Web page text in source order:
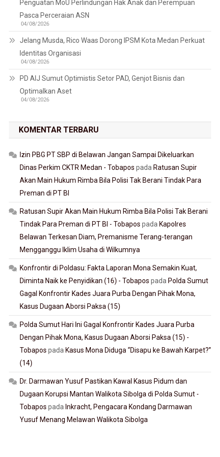
Penguatan MoU Perlindungan Hak Anak dan Perempuan
Pasca Perceraian ASN
04/08/2026
Jelang Musda, Rico Waas Dorong IPSM Kota Medan Perkuat
Identitas Organisasi
04/08/2026
PD AIJ Sumut Optimistis Setor PAD, Genjot Bisnis dan
Optimalkan Aset
04/08/2026
KOMENTAR TERBARU
Izin PBG PT SBP di Belawan Jangan Sampai Dikeluarkan
Dinas Perkim CKTR Medan - Tobapos pada Ratusan Supir
Akan Main Hukum Rimba Bila Polisi Tak Berani Tindak Para
Preman di PT BI
Ratusan Supir Akan Main Hukum Rimba Bila Polisi Tak Berani
Tindak Para Preman di PT BI - Tobapos pada Kapolres
Belawan Terkesan Diam, Premanisme Terang-terangan
Mengganggu Iklim Usaha di Wilkumnya
Konfrontir di Poldasu: Fakta Laporan Mona Semakin Kuat,
Diminta Naik ke Penyidikan (16) - Tobapos pada Polda Sumut
Gagal Konfrontir Kades Juara Purba Dengan Pihak Mona,
Kasus Dugaan Aborsi Paksa (15)
Polda Sumut Hari Ini Gagal Konfrontir Kades Juara Purba
Dengan Pihak Mona, Kasus Dugaan Aborsi Paksa (15) -
Tobapos pada Kasus Mona Diduga “Disapu ke Bawah Karpet?”
(14)
Dr. Darmawan Yusuf Pastikan Kawal Kasus Pidum dan
Dugaan Korupsi Mantan Walikota Sibolga di Polda Sumut -
Tobapos pada Inkracht, Pengacara Kondang Darmawan
Yusuf Menang Melawan Walikota Sibolga